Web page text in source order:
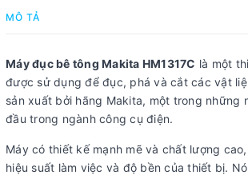
MÔ TẢ
Máy đục bê tông Makita HM1317C là một
được sử dụng để đục, phá và cắt các vật
sản xuất bởi hãng Makita, một trong những
đầu trong ngành công cụ điện.
Máy có thiết kế mạnh mẽ và chất lượng
hiệu suất làm việc và độ bền của thiết bị.